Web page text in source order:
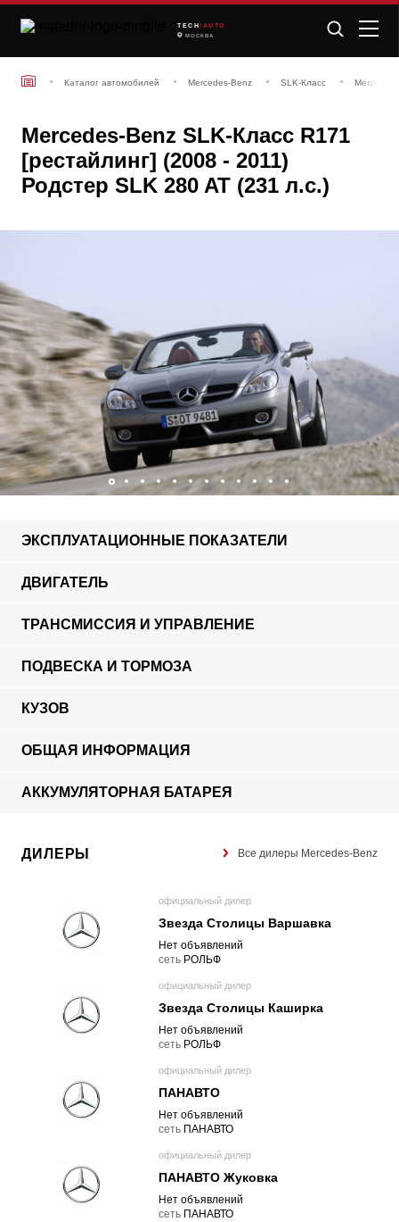
TECH /AUTO
МОСКВА
Каталог автомобилей Mercedes-Benz SLK-Класс
Mercedes-Benz SLK-Класс R171
[рестайлинг] (2008 - 2011)
Родстер SLK 280 AT (231 л.с.)
ЭКСПЛУАТАЦИОННЫЕ ПОКАЗАТЕЛИ
ДВИГАТЕЛЬ
ТРАНСМИССИЯ И УПРАВЛЕНИЕ
ПОДВЕСКА И ТОРМОЗА
КУЗОВ
ОБЩАЯ ИНФОРМАЦИЯ
АККУМУЛЯТОРНАЯ БАТАРЕЯ
ДИЛЕРЫ Все дилеры Mercedes-Benz
официальный дилер
Звезда Столицы Варшавка
Нет объявлений
cеть РОЛЬФ
официальный дилер
Звезда Столицы Каширка
Нет объявлений
cеть РОЛЬФ
официальный дилер
ПАНАВТО
Нет объявлений
cеть ПАНАВТО
официальный дилер
ПАНАВТО Жуковка
Нет объявлений
cеть ПАНАВТО